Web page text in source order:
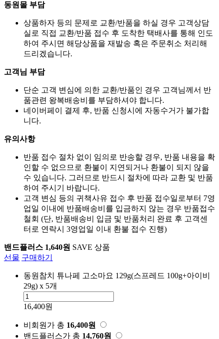
동원몰 부담
상품하자 등의 문제로 교환/반품을 하실 경우 고객상담
실로 직접 교환/반품 접수 후 도착한 택배사를 통해 인도
하여 주시면 해당상품을 재발송 혹은 주문취소 처리해
드리겠습니다.
고객님 부담
단순 고객 변심에 의한 교환/반품인 경우 고객님께서 반
품관련 왕복배송비를 부담하셔야 합니다.
네이버페이 결제 후, 반품 신청시에 자동수거가 불가합
니다.
유의사항
반품 접수 절차 없이 임의로 반송할 경우, 반품 내용을 확
인할 수 없으므로 환불이 지연되거나 환불이 되지 않을
수 있습니다. 그러므로 반드시 절차에 따라 교환 및 반품
하여 주시기 바랍니다.
고객 변심 등의 귀책사유 접수 후 반품 접수일로부터 7영
업일 이내에 반품배송비를 입금하지 않는 경우 반품접수
철회 (단, 반품배송비 입금 및 반품처리 완료 후 고객센
터로 연락시 3영업일 이내 환불 접수 진행)
밴드플러스 1,640원 SAVE 상품
선물 구매하기
동원참치 튜나페 고소마요 129g(스프레드 100g+아이비
29g) x 5개
16,400원
비회원가 총 16,400원
밴드플러스가 총 14,760원